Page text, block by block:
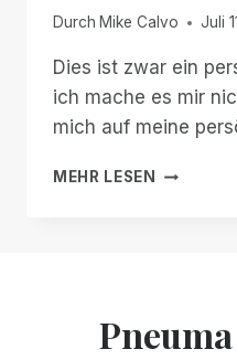
Durch Mike Calvo Juli
Dies ist zwar ein
ich mache es mir
mich auf meine
MEHR LESEN
EINE